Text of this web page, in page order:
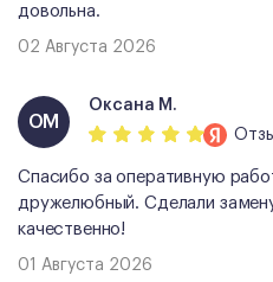
довольна.
02 Августа 2026
ОМ
Оксана М.
Спасибо за оперативную
дружелюбный. Сделали
качественно!
01 Августа 2026